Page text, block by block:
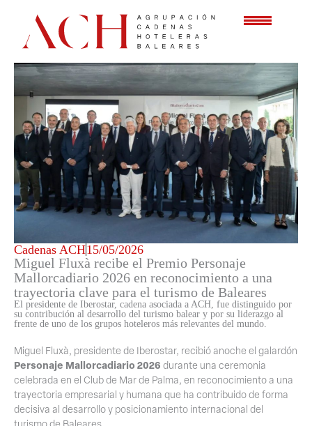
contenido
Cadenas ACH15/05/2026
Miguel Fluxà recibe el Premio Personaje
Mallorcadiario 2026 en reconocimiento a una
trayectoria clave para el turismo de Baleares
El presidente de Iberostar, cadena asociada a ACH, fue distinguido por
su contribución al desarrollo del turismo balear y por su liderazgo al
frente de uno de los grupos hoteleros más relevantes del mundo.
Miguel Fluxà, presidente de Iberostar, recibió anoche el galardón
Personaje Mallorcadiario 2026 durante una ceremonia
celebrada en el Club de Mar de Palma, en reconocimiento a una
trayectoria empresarial y humana que ha contribuido de forma
decisiva al desarrollo y posicionamiento internacional del